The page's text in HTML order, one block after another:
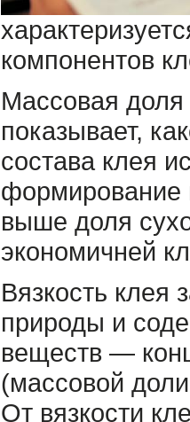
компонентов
Массовая доля
показывает,
состава клея
формирование
выше доля
экономичней
Вязкость клея
природы и
веществ —
(массовой
От вязкости